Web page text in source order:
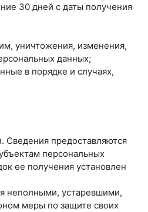
30 дней с даты получения
уничтожения, изменения,
данных;
в порядке и случаях,
Сведения предоставляются
персональных
ее получения установлен
неполными, устаревшими,
меры по защите своих